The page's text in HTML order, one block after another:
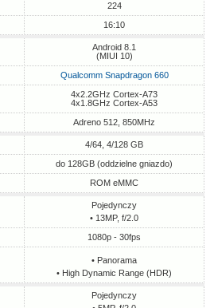
224
16:10
Android 8.1
(MIUI 10)
Qualcomm Snapdragon 660
4x2.2GHz Cortex-A73
4x1.8GHz Cortex-A53
Adreno 512, 850MHz
4/64, 4/128 GB
do 128GB (oddzielne gniazdo)
ROM eMMC
Pojedynczy
• 13MP, f/2.0
1080p - 30fps
• Panorama
• High Dynamic Range (HDR)
Pojedynczy